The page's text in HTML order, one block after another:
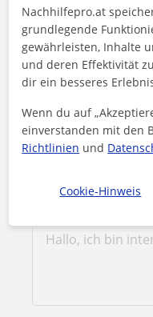
1. Lektion gratis
Nachhilfepro.at
grundlegende
gewährleisten, Inhalte
und deren Effektivität
dir ein besseres
Wenn du auf
einverstanden mit den
Richtlinien und
Cookie-Hinweis